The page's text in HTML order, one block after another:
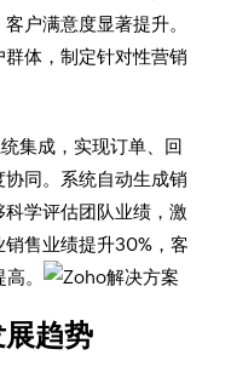
户满意度显著提升。
体，制定针对性营销
集成，实现订单、回
同。系统自动生成销
学评估团队业绩，激
售业绩提升30%，客
高。
趋势